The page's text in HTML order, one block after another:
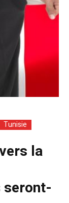
Tunisie
la
seront-